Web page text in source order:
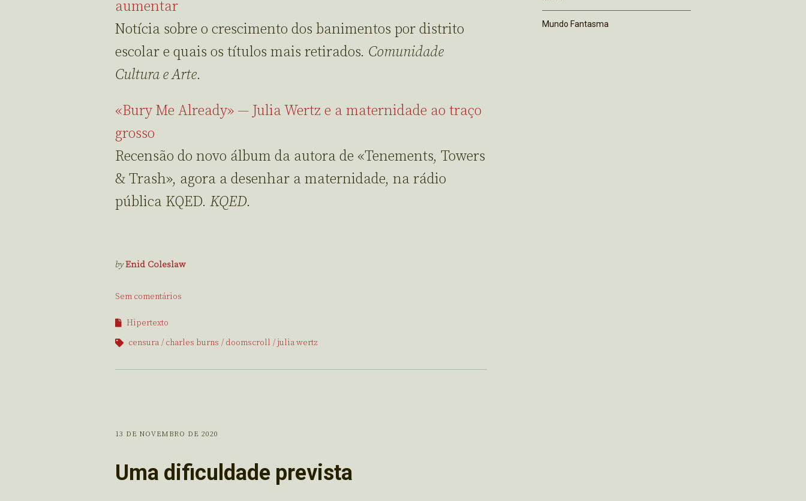
aumentar
Notícia sobre o crescimento dos banimentos por distrito
escolar e quais os títulos mais retirados. Comunidade
Cultura e Arte.
«Bury Me Already» — Julia Wertz e a maternidade ao traço
grosso
Recensão do novo álbum da autora de «Tenements, Towers
& Trash», agora a desenhar a maternidade, na rádio
pública KQED. KQED.
byEnid Coleslaw
Sem comentários
Hipertexto
censura
charles burns doomscroll julia wertz
13 DE NOVEMBRO DE 2020
Uma dificuldade prevista
Mundo Fantasma